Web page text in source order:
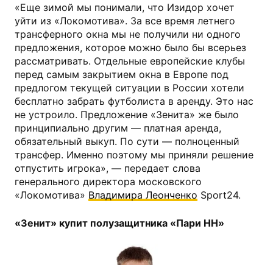
«Еще зимой мы понимали, что Изидор хочет
уйти из «Локомотива». За все время летнего
трансферного окна мы не получили ни одного
предложения, которое можно было бы всерьез
рассматривать. Отдельные европейские клубы
перед самым закрытием окна в Европе под
предлогом текущей ситуации в России хотели
бесплатно забрать футболиста в аренду. Это нас
не устроило. Предложение «Зенита» же было
принципиально другим — платная аренда,
обязательный выкуп. По сути — полноценный
трансфер. Именно поэтому мы приняли решение
отпустить игрока», — передает слова
генерального директора московского
«Локомотива» Владимира Леонченко Sport24.
«Зенит» купит полузащитника «Пари НН»